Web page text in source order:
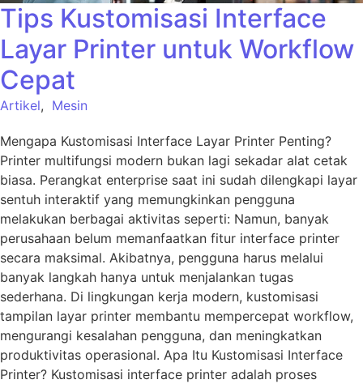
Tips Kustomisasi Interface
Layar Printer untuk Workflow
Cepat
Artikel, Mesin
Mengapa Kustomisasi Interface Layar Printer Penting?
Printer multifungsi modern bukan lagi sekadar alat cetak
biasa. Perangkat enterprise saat ini sudah dilengkapi layar
sentuh interaktif yang memungkinkan pengguna
melakukan berbagai aktivitas seperti: Namun, banyak
perusahaan belum memanfaatkan fitur interface printer
secara maksimal. Akibatnya, pengguna harus melalui
banyak langkah hanya untuk menjalankan tugas
sederhana. Di lingkungan kerja modern, kustomisasi
tampilan layar printer membantu mempercepat workflow,
mengurangi kesalahan pengguna, dan meningkatkan
produktivitas operasional. Apa Itu Kustomisasi Interface
Printer? Kustomisasi interface printer adalah proses